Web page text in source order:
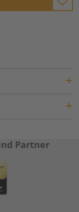
Partner